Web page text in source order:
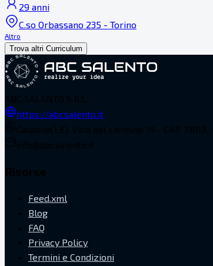
29 anni
C.so Orbassano 235 - Torino
Altro
Trova altri Curriculum
https://abcsalento.it
Feed.xml
Blog
FAQ
Privacy Policy
Termini e Condizioni